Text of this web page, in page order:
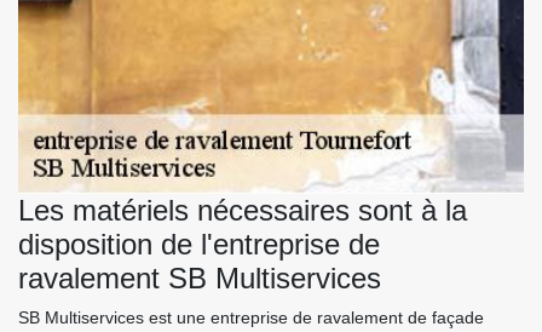
Les matériels nécessaires sont à la
disposition de l'entreprise de
ravalement SB Multiservices
SB Multiservices est une entreprise de ravalement de façade